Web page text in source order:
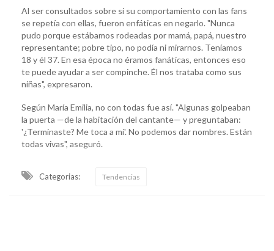
Al ser consultados sobre si su comportamiento con las fans
se repetía con ellas, fueron enfáticas en negarlo. "Nunca
pudo porque estábamos rodeadas por mamá, papá, nuestro
representante; pobre tipo, no podía ni mirarnos. Teníamos
18 y él 37. En esa época no éramos fanáticas, entonces eso
te puede ayudar a ser compinche. Él nos trataba como sus
niñas", expresaron.
Según María Emilia, no con todas fue así. "Algunas golpeaban
la puerta —de la habitación del cantante— y preguntaban:
'¿Terminaste? Me toca a mí'. No podemos dar nombres. Están
todas vivas", aseguró.
Categorias: Tendencias